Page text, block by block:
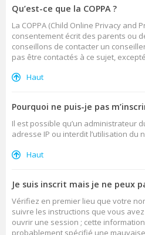
Qu’est-ce que la COPPA ?
La COPPA (Child Online Privacy
consentement écrit des parents ou
conseillons de contacter un
pas être contactés à ce sujet,
Haut
Pourquoi ne puis-je pas
Il est possible qu’un administrateur
adresse IP ou interdit l’utilisation du
Haut
Je suis inscrit mais je ne peux
Vérifiez en premier lieu que votre
suivre les instructions que vous
ouvrir une session ; cette
probablement spécifié une